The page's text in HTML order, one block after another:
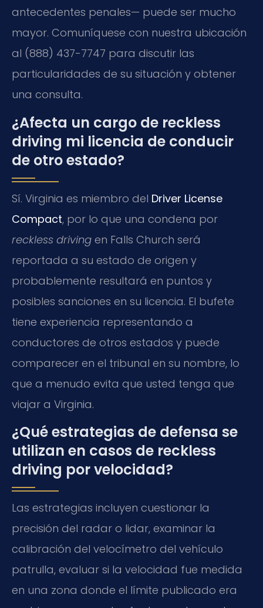
antecedentes penales— puede ser mucho
mayor. Comuníquese con nuestra ubicación
al (888) 437-7747 para discutir las
particularidades de su situación y obtener
una consulta.
¿Afecta un cargo de reckless
driving mi licencia de conducir
de otro estado?
Sí. Virginia es miembro del Driver License
Compact, por lo que una condena por
reckless driving en Falls Church será
reportada a su estado de origen y
probablemente resultará en puntos y
posibles sanciones en su licencia. El bufete
tiene experiencia representando a
conductores de otros estados y puede
comparecer en el tribunal en su nombre, lo
que a menudo evita que usted tenga que
viajar a Virginia.
¿Qué estrategias de defensa se
utilizan en casos de reckless
driving por velocidad?
Las estrategias incluyen cuestionar la
precisión del radar o lidar, examinar la
calibración del velocímetro del vehículo
patrulla, evaluar si la velocidad fue medida
en una zona donde el límite publicado era